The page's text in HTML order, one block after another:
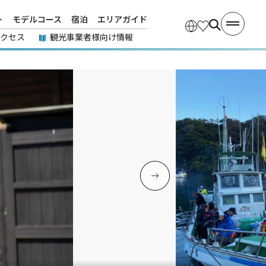
モデルコース 宿泊
エリアガイド
セス
観光事業者様向け情報